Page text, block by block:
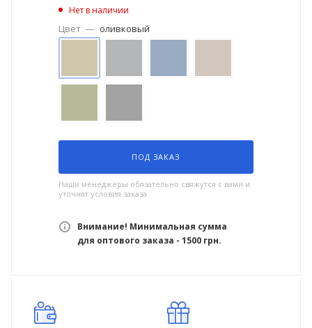
Нет в наличии
Цвет — оливковый
ПОД ЗАКАЗ
Наши менеджеры обязательно свяжутся с вами и
уточнят условия заказа
Внимание! Минимальная сумма
для оптового заказа - 1500 грн.